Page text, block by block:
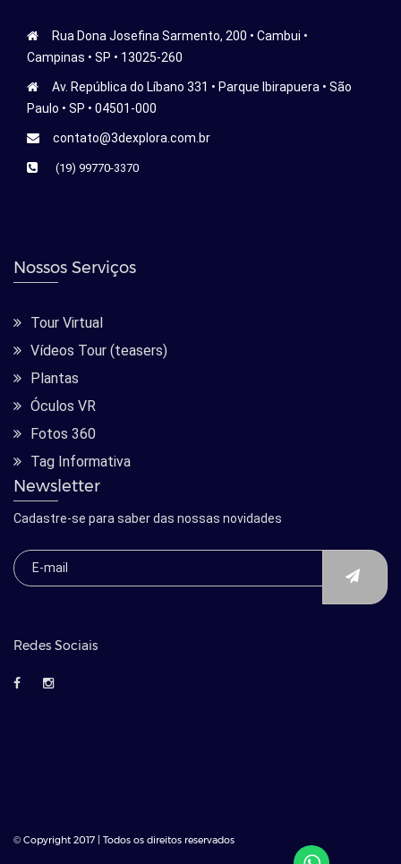
Rua Dona Josefina Sarmento, 200 • Cambui •
Campinas • SP • 13025-260
Av. República do Líbano 331 • Parque Ibirapuera • São
Paulo • SP • 04501-000
contato@3dexplora.com.br
(19) 99770-3370
Nossos Serviços
Tour Virtual
Vídeos Tour (teasers)
Plantas
Óculos VR
Fotos 360
Tag Informativa
Newsletter
Cadastre-se para saber das nossas novidades
Redes Sociais
© Copyright 2017 | Todos os direitos reservados